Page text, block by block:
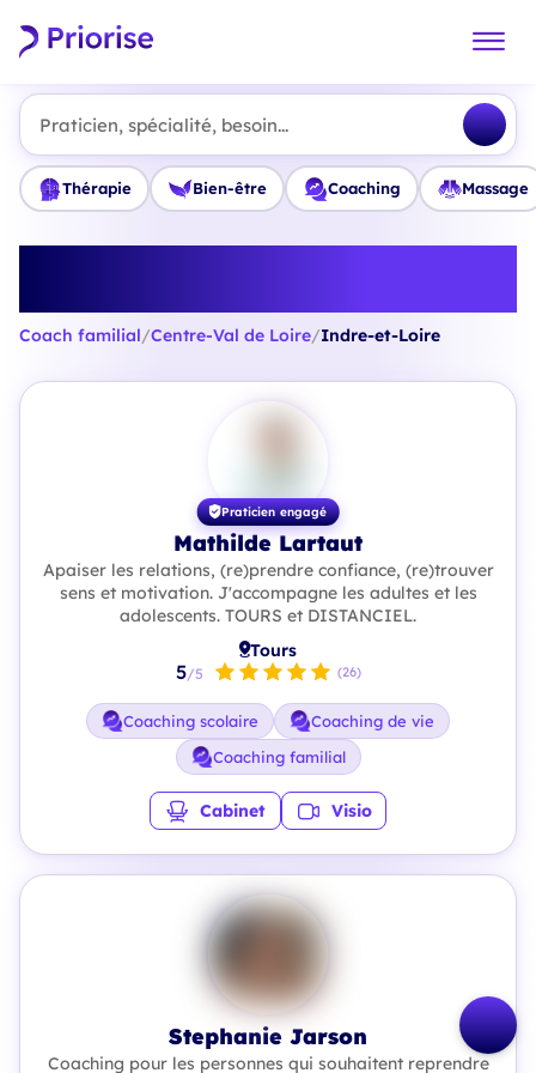
Praticien, spécialité, besoin...
Thérapie Bien-être Coaching Massage
Coach familial/Centre-Val de Loire/Indre-et-Loire
Praticien engagé
Mathilde Lartaut
Apaiser les relations, (re)prendre confiance, (re)trouver
sens et motivation. J'accompagne les adultes et les
adolescents. TOURS et DISTANCIEL.
Tours
5/5 (26)
Coaching scolaire
Coaching de vie
Coaching familial
Cabinet Visio
Stephanie Jarson
Coaching pour les personnes qui souhaitent reprendre